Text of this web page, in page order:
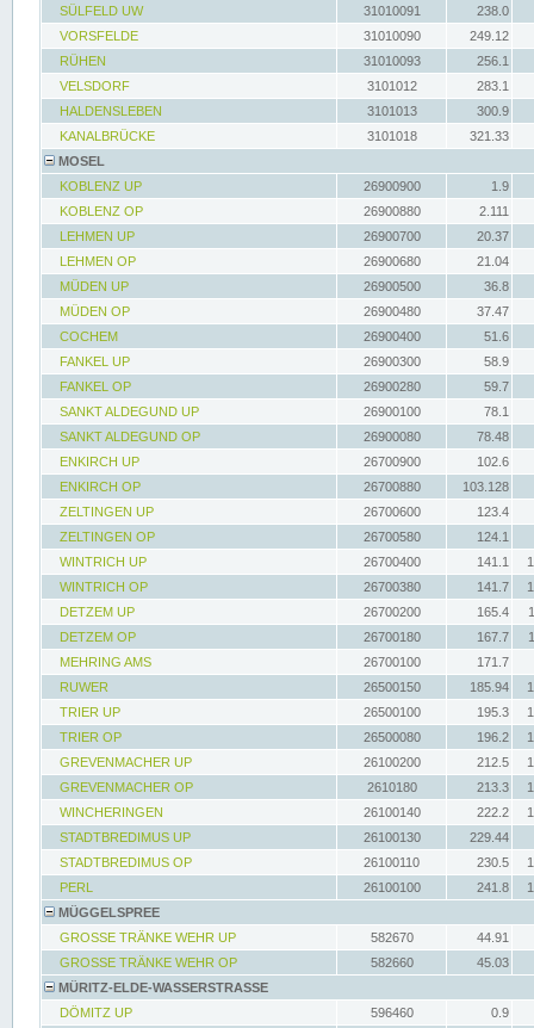
SÜLFELD UW
31010091
238.0
VORSFELDE
31010090
249.12
RÜHEN
31010093
256.1
VELSDORF
3101012
283.1
HALDENSLEBEN
3101013
300.9
KANALBRÜCKE
3101018
321.33
MOSEL
KOBLENZ UP
26900900
1.9
KOBLENZ OP
26900880
2.111
LEHMEN UP
26900700
20.37
LEHMEN OP
26900680
21.04
MÜDEN UP
26900500
36.8
MÜDEN OP
26900480
37.47
COCHEM
26900400
51.6
FANKEL UP
26900300
58.9
FANKEL OP
26900280
59.7
SANKT ALDEGUND UP
26900100
78.1
SANKT ALDEGUND OP
26900080
78.48
ENKIRCH UP
26700900
102.6
ENKIRCH OP
26700880
103.128
ZELTINGEN UP
26700600
123.4
ZELTINGEN OP
26700580
124.1
WINTRICH UP
26700400 141.1
WINTRICH OP
26700380 141.7
DETZEM UP
26700200 165.4
DETZEM OP
26700180 167.7
MEHRING AMS
26700100
171.7
RUWER
26500150 185.94
TRIER UP
26500100 195.3
TRIER OP
26500080 196.2
GREVENMACHER UP
26100200 212.5
GREVENMACHER OP
2610180 213.3
WINCHERINGEN
26100140 222.2
STADTBREDIMUS UP
26100130
229.44
STADTBREDIMUS OP
26100110 230.5
PERL
26100100 241.8
MÜGGELSPREE
GROSSE TRÄNKE WEHR UP
582670
44.91
GROSSE TRÄNKE WEHR OP
582660
45.03
MÜRITZ-ELDE-WASSERSTRASSE
DÖMITZ UP
596460
0.9